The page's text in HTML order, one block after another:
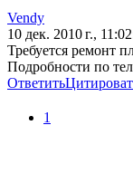
Vendy
10 дек. 2010 г.,
Требуется ремонт
Подробности по
Ответить
1